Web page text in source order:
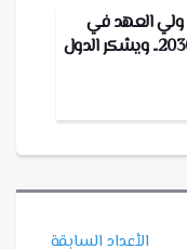
ولي العهد في
قيادة ملف استضافة معرض إكسبو 2030.. ويشكر الدول
الأعداد السابقة